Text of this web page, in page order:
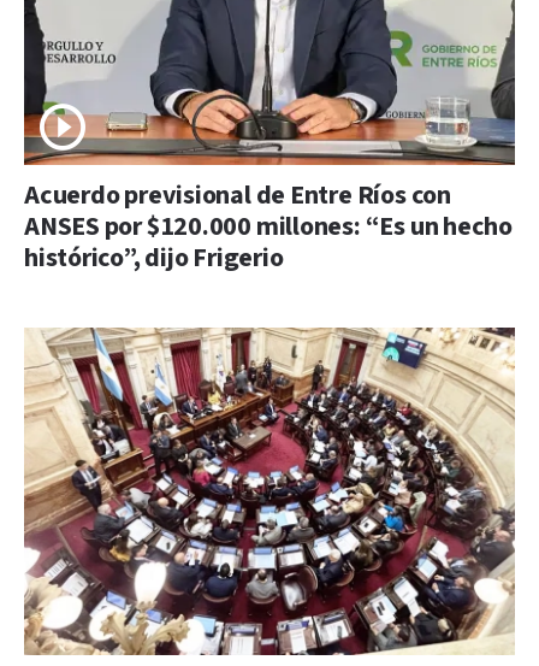
Acuerdo previsional de Entre Ríos con
ANSES por $120.000 millones: “Es un hecho
histórico”, dijo Frigerio